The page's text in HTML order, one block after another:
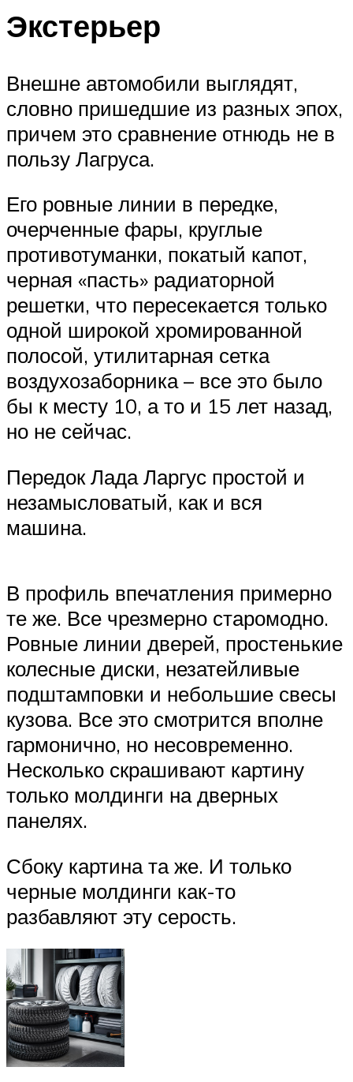
Экстерьер
Внешне автомобили выглядят,
словно пришедшие из разных эпох,
причем это сравнение отнюдь не в
пользу Лагруса.
Его ровные линии в передке,
очерченные фары, круглые
противотуманки, покатый капот,
черная «пасть» радиаторной
решетки, что пересекается только
одной широкой хромированной
полосой, утилитарная сетка
воздухозаборника – все это было
бы к месту 10, а то и 15 лет назад,
но не сейчас.
Передок Лада Ларгус простой и
незамысловатый, как и вся
машина.
В профиль впечатления примерно
те же. Все чрезмерно старомодно.
Ровные линии дверей, простенькие
колесные диски, незатейливые
подштамповки и небольшие свесы
кузова. Все это смотрится вполне
гармонично, но несовременно.
Несколько скрашивают картину
только молдинги на дверных
панелях.
Сбоку картина та же. И только
черные молдинги как-то
разбавляют эту серость.